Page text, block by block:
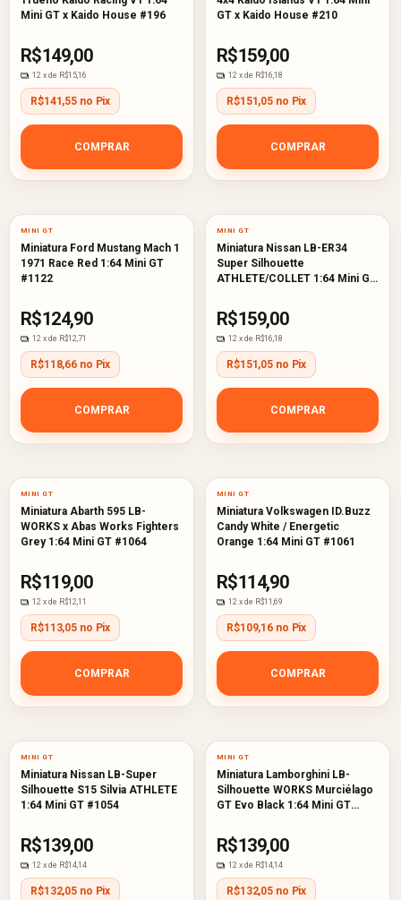
Mini GT x Kaido House #196
R$149,00
12 x de R$15,16
R$141,55 no Pix
COMPRAR
GT x Kaido House #210
R$159,00
12 x de R$16,18
R$151,05 no Pix
COMPRAR
MINI GT
Miniatura Ford Mustang Mach 1
1971 Race Red 1:64 Mini GT
#1122
R$124,90
12 x de R$12,71
R$118,66 no Pix
COMPRAR
MINI GT
Miniatura Nissan LB-ER34
Super Silhouette
ATHLETE/COLLET 1:64 Mini GT
R$159,00
12 x de R$16,18
R$151,05 no Pix
COMPRAR
MINI GT
Miniatura Abarth 595 LB-
WORKS x Abas Works Fighters
Grey 1:64 Mini GT #1064
R$119,00
12 x de R$12,11
R$113,05 no Pix
COMPRAR
MINI GT
Miniatura Volkswagen ID.Buzz
Candy White / Energetic
Orange 1:64 Mini GT #1061
R$114,90
12 x de R$11,69
R$109,16 no Pix
COMPRAR
MINI GT
Miniatura Nissan LB-Super
Silhouette S15 Silvia ATHLETE
1:64 Mini GT #1054
R$139,00
12 x de R$14,14
R$132,05 no Pix
MINI GT
Miniatura Lamborghini LB-
Silhouette WORKS Murciélago
GT Evo Black 1:64 Mini GT
R$139,00
12 x de R$14,14
R$132,05 no Pix